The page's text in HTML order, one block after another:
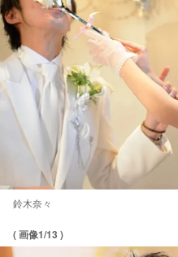
鈴木奈々
( 画像1/13 )